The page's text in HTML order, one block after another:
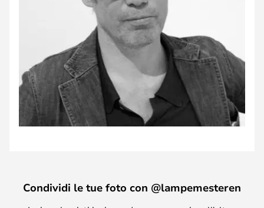
Condividi le tue foto con @lampemesteren